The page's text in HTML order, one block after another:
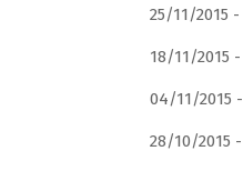
25/11/2015 -
18/11/2015 -
04/11/2015 -
28/10/2015 -